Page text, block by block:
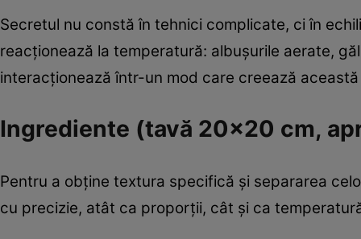
Secretul nu constă în tehnici complicate, ci în
reacționează la temperatură: albușurile aerate,
interacționează într-un mod care creează
Ingrediente (tavă 20x20 cm,
Pentru a obține textura specifică și separarea
cu precizie, atât ca proporții, cât și ca